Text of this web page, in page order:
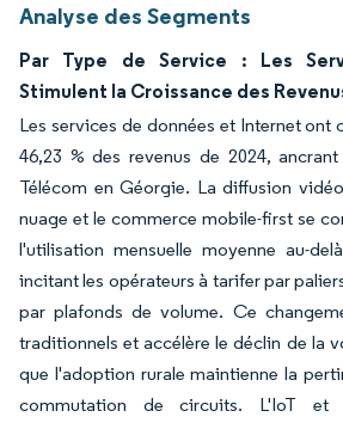
Analyse des Segments
Par Type de Service : Les
Stimulent la Croissance des
Les services de données et Internet ont
46,23 % des revenus de 2024,
Télécom en Géorgie. La diffusion
nuage et le commerce mobile-first se
l'utilisation mensuelle moyenne au-
incitant les opérateurs à tarifer par
par plafonds de volume. Ce
traditionnels et accélère le déclin de la
que l'adoption rurale maintienne la
commutation de circuits. L'IoT